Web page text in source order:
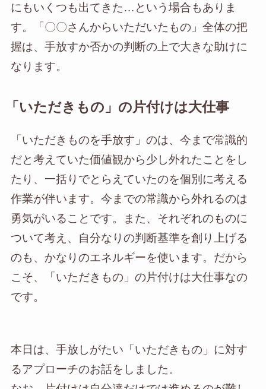
にもいくつも出てきた…という場合もありま
す。「〇〇さんからいただいたもの」全体の把
握は、手放すか否かの判断の上で大きな助けに
なります。
「いただきもの」の片付けは大仕事
「いただきものを手放す」のは、今まで常識的
だと考えていた価値観から少し外れたことをし
たり、一括りでとらえていたのを個別に考える
作業が伴います。今までの常識から外れるのは
勇気がいることです。また、それぞれのものに
ついて考え、自分なりの判断基準を創り上げる
のも、かなりのエネルギーを使います。だから
こそ、「いただきもの」の片付けは大仕事なの
です。
本日は、手放しがたい「いただきもの」に対す
るアプローチのお話をしました。